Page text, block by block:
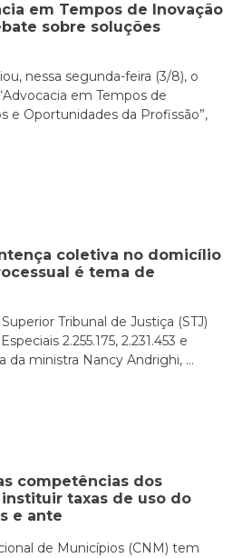
em Tempos de Inovação
sobre soluções
nessa segunda-feira (3/8), o
em Tempos de
e Oportunidades da Profissão”,
coletiva no domicílio
é tema de
Tribunal de Justiça (STJ)
2.255.175, 2.231.453 e
da ministra Nancy Andrighi, ...
competências dos
instituir taxas de uso do
e ante
de Municípios (CNM) tem